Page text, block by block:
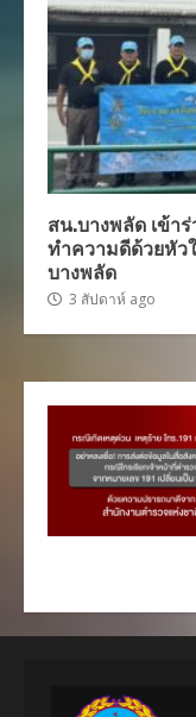
สน.บางพลัด เข้า
ทำความดีด้วยหัว
บางพลัด
3 สัปดาห์ ago